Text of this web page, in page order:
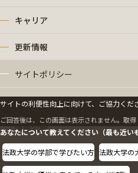
キャリア
更新情報
サイトポリシー
プライバシーポリシー
情報公開
採用情報
サイトの利便性向上に向けて、ご協力くだ
ご回答後は、この画面は表示されません。取
あなたについて教えてください（最も近い
法政大学の学部で学びたい方 法政大学の